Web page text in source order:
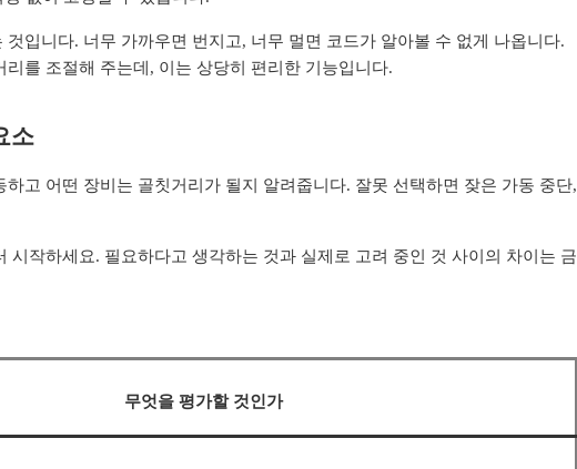
입니다. 너무 가까우면 번지고, 너무 멀면 코드가 알아볼 수 없게 나옵니다.
를 조절해 주는데, 이는 상당히 편리한 기능입니다.
소
고 어떤 장비는 골칫거리가 될지 알려줍니다. 잘못 선택하면 잦은 가동 중단,
작하세요. 필요하다고 생각하는 것과 실제로 고려 중인 것 사이의 차이는 금
무엇을 평가할 것인가